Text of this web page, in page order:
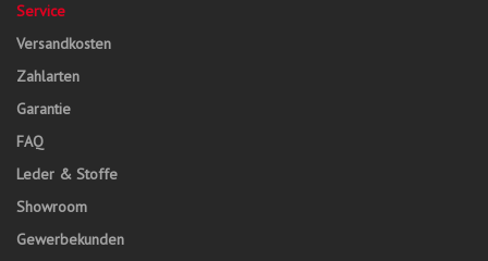
Service
Versandkosten
Zahlarten
Garantie
FAQ
Leder & Stoffe
Showroom
Gewerbekunden